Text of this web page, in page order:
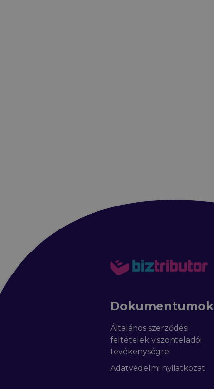
Dokumentumok
Általános szerződési
feltételek viszonteladói
tevékenységre
Adatvédelmi nyilatkozat